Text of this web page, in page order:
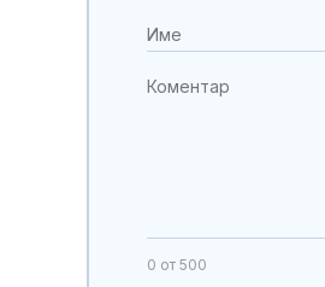
0 от 500